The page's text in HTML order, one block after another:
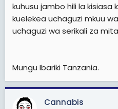
kuhusu jambo hili la kisiasa
kuelekea uchaguzi mkuu
uchaguzi wa serikali za
Mungu Ibariki Tanzania.
Cannabis